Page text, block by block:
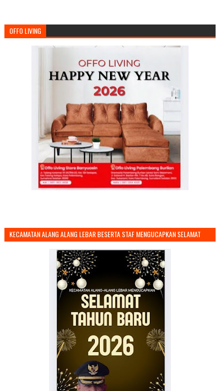
OFFO LIVING
KECAMATAN ALANG ALANG LEBAR BESERTA STAF MENGUCAPKAN SELAMAT